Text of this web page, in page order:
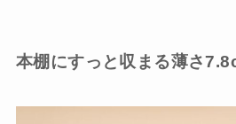
本棚にすっと収まる薄さ